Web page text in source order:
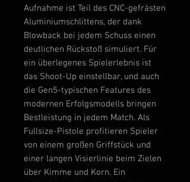
Aufnahme ist Teil des CNC-gefrästen
Aluminiumschlittens, der dank
Blowback bei jedem Schuss einen
deutlichen Rückstoß simuliert. Für
ein überlegenes Spielerlebnis ist
das Shoot-Up einstellbar, und auch
die Gen5-typischen Features des
modernen Erfolgsmodells bringen
Bestleistung in jedem Match. Als
Fullsize-Pistole profitieren Spieler
von einem großen Griffstück und
einer langen Visierlinie beim Zielen
über Kimme und Korn. Ein